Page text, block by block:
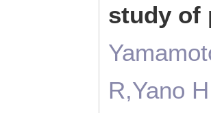
study of
R,Yano